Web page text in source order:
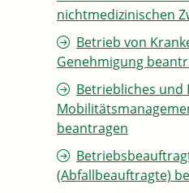
nichtmedizinischen
Betrieb von
Genehmigung
Betriebliches und
beantragen
(Abfallbeauftragte)